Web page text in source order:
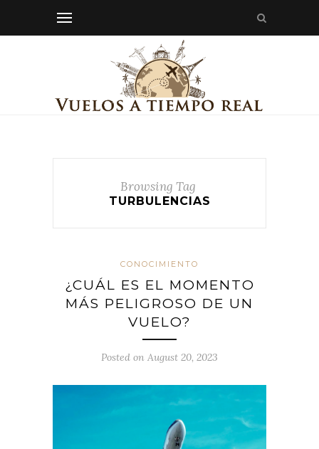
Browsing Tag
TURBULENCIAS
CONOCIMIENTO
¿CUÁL ES EL MOMENTO
MÁS PELIGROSO DE UN
VUELO?
Posted on August 20, 2023